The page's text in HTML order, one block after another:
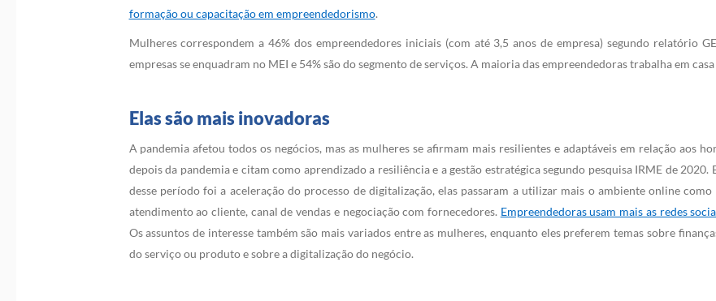
formação ou capacitação em empreendedorismo.
Mulheres correspondem a 46% dos empreendedores iniciais (com até 3,5 anos de empresa) segundo relatório
empresas se enquadram no MEI e 54% são do segmento de serviços. A maioria das empreendedoras trabalha em
Elas são mais inovadoras
A pandemia afetou todos os negócios, mas as mulheres se afirmam mais resilientes e adaptáveis em relação aos
depois da pandemia e citam como aprendizado a resiliência e a gestão estratégica segundo pesquisa IRME de 2020.
desse período foi a aceleração do processo de digitalização, elas passaram a utilizar mais o ambiente online
atendimento ao cliente, canal de vendas e negociação com fornecedores. Empreendedoras usam mais as redes
Os assuntos de interesse também são mais variados entre as mulheres, enquanto eles preferem temas sobre
do serviço ou produto e sobre a digitalização do negócio.